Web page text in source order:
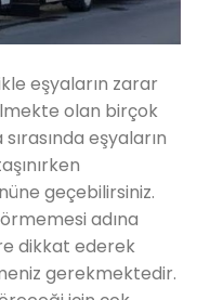
eşyaların zarar
olan birçok
eşyaların
geçebilirsiniz.
adına
dikkat ederek
gerekmektedir.